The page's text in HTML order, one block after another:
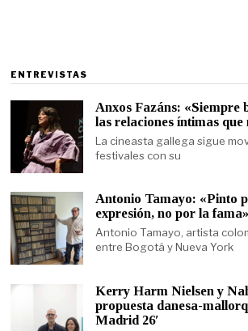
ENTREVISTAS
Anxos Fazáns: «Siempre
las relaciones íntimas que
La cineasta gallega sigue
festivales con su
Antonio Tamayo: «Pinto
expresión, no por la fama»
Antonio Tamayo, artista
entre Bogotá y Nueva York
Kerry Harm Nielsen y
propuesta danesa-
Madrid 26′